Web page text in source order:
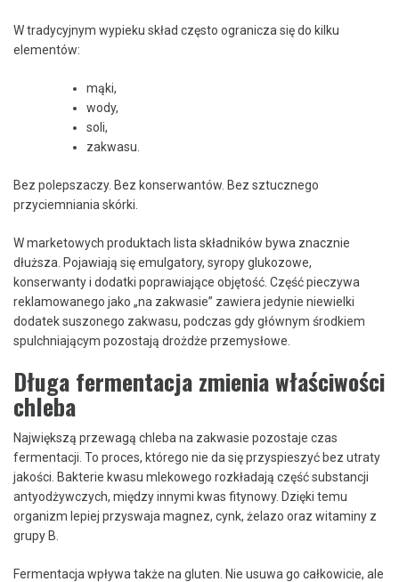
W tradycyjnym wypieku skład często ogranicza się do kilku
elementów:
mąki,
wody,
soli,
zakwasu.
Bez polepszaczy. Bez konserwantów. Bez sztucznego
przyciemniania skórki.
W marketowych produktach lista składników bywa znacznie
dłuższa. Pojawiają się emulgatory, syropy glukozowe,
konserwanty i dodatki poprawiające objętość. Część pieczywa
reklamowanego jako „na zakwasie” zawiera jedynie niewielki
dodatek suszonego zakwasu, podczas gdy głównym środkiem
spulchniającym pozostają drożdże przemysłowe.
Długa fermentacja zmienia właściwości
chleba
Największą przewagą chleba na zakwasie pozostaje czas
fermentacji. To proces, którego nie da się przyspieszyć bez utraty
jakości. Bakterie kwasu mlekowego rozkładają część substancji
antyodżywczych, między innymi kwas fitynowy. Dzięki temu
organizm lepiej przyswaja magnez, cynk, żelazo oraz witaminy z
grupy B.
Fermentacja wpływa także na gluten. Nie usuwa go całkowicie, ale